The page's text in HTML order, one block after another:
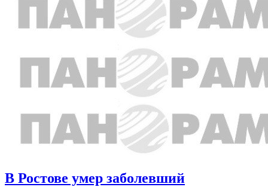
В Ростове умер заболевший